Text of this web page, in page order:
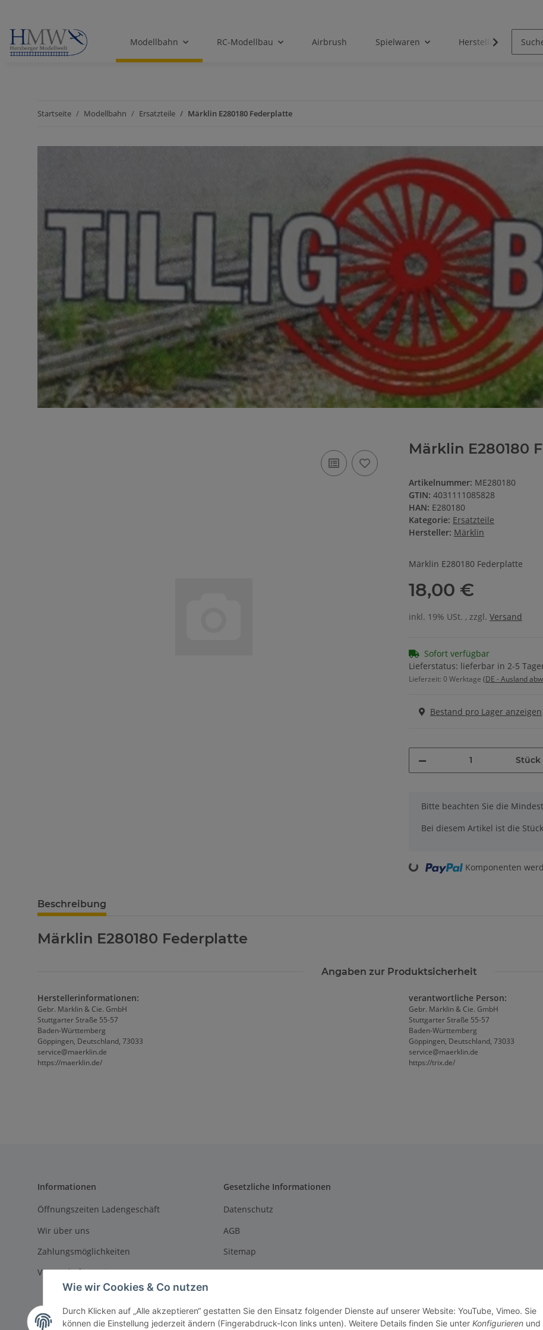
Modellbahn RC-Modellbau Airbrush Spielwaren Hersteller
Startseite Modellbahn Ersatzteile Märklin E280180 Federplatte
Märklin E280180
Artikelnummer: ME280180
GTIN: 4031111085828
HAN: E280180
Kategorie: Ersatzteile
Hersteller: Märklin
Märklin E280180 Federplatte
18,00 €
inkl. 19% USt. , zzgl. Versand
Sofort verfügbar
Lieferstatus: lieferbar in 2-5
Lieferzeit: 0 Werktage (DE - Ausland
Bestand pro Lager anzeigen
Stück
x
Bitte beachten Sie die
Bei diesem Artikel ist die
Loading... Komponenten
Beschreibung
Märklin E280180 Federplatte
Angaben zur Produktsicherheit
Herstellerinformationen:
Gebr. Märklin & Cie. GmbH
Stuttgarter Straße 55-57
Baden-Württemberg
Göppingen, Deutschland, 73033
service@maerklin.de
https://maerklin.de/
verantwortliche Person:
Gebr. Märklin & Cie. GmbH
Stuttgarter Straße 55-57
Baden-Württemberg
Göppingen, Deutschland, 73033
service@maerklin.de
https://trix.de/
Informationen
Öffnungszeiten Ladengeschäft
Wir über uns
Zahlungsmöglichkeiten
Versandinformationen
Gesetzliche Informationen
Datenschutz
AGB
Sitemap
Impressum
Widerrufsrecht
Wie wir Cookies & Co nutzen
Durch Klicken auf „Alle akzeptieren“ gestatten Sie den Einsatz folgender Dienste auf unserer Website: YouTube, Vimeo. Sie
können die Einstellung jederzeit ändern (Fingerabdruck-Icon links unten). Weitere Details finden Sie unter Konfigurieren und